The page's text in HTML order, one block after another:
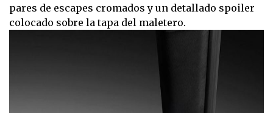
pares de escapes cromados y un detallado spoiler
colocado sobre la tapa del maletero.